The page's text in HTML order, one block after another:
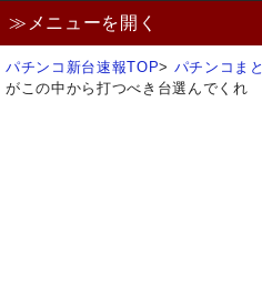
≫メニューを開く
パチンコ新台速報TOP> パチンコま
がこの中から打つべき台選んでくれ